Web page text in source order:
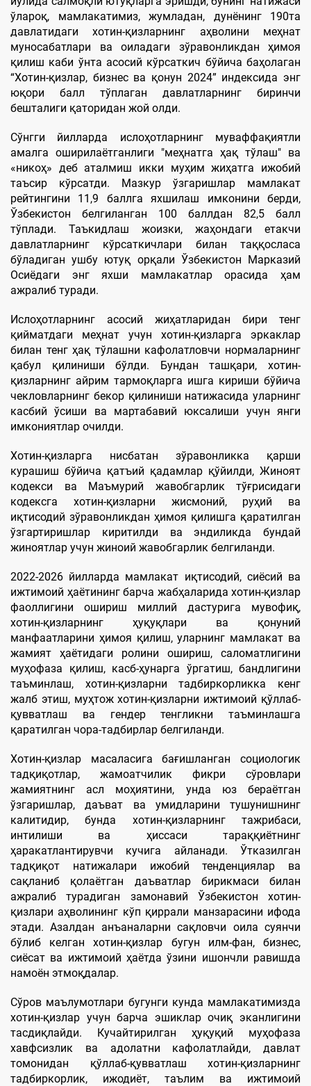
ўлароқ, мамлакатимиз, жумладан, дунёнинг 190та
давлатидаги хотин-қизларнинг аҳволини меҳнат
муносабатлари ва оиладаги зўравонликдан ҳимоя
қилиш каби ўнта асосий кўрсаткич бўйича баҳолаган
“Хотин-қизлар, бизнес ва қонун 2024” индексида энг
юқори балл тўплаган давлатларнинг биринчи
бешталиги қаторидан жой олди.
Сўнгги йилларда ислоҳотларнинг муваффақиятли
амалга оширилаётганлиги "меҳнатга ҳақ тўлаш" ва
«никоҳ» деб аталмиш икки муҳим жиҳатга ижобий
таъсир кўрсатди. Мазкур ўзгаришлар мамлакат
рейтингини 11,9 баллга яхшилаш имконини берди,
Ўзбекистон белгиланган 100 баллдан 82,5 балл
тўплади. Таъкидлаш жоизки, жаҳондаги етакчи
давлатларнинг кўрсаткичлари билан таққосласа
бўладиган ушбу ютуқ орқали Ўзбекистон Марказий
Осиёдаги энг яхши мамлакатлар орасида ҳам
ажралиб туради.
Ислоҳотларнинг асосий жиҳатларидан бири тенг
қийматдаги меҳнат учун хотин-қизларга эркаклар
билан тенг ҳақ тўлашни кафолатловчи нормаларнинг
қабул қилиниши бўлди. Бундан ташқари, хотин-
қизларнинг айрим тармоқларга ишга кириши бўйича
чекловларнинг бекор қилиниши натижасида уларнинг
касбий ўсиши ва мартабавий юксалиши учун янги
имкониятлар очилди.
Хотин-қизларга нисбатан зўравонликка қарши
курашиш бўйича қатъий қадамлар қўйилди, Жиноят
кодекси ва Маъмурий жавобгарлик тўғрисидаги
кодексга хотин-қизларни жисмоний, руҳий ва
иқтисодий зўравонликдан ҳимоя қилишга қаратилган
ўзгартиришлар киритилди ва эндиликда бундай
жиноятлар учун жиноий жавобгарлик белгиланди.
2022-2026 йилларда мамлакат иқтисодий, сиёсий ва
ижтимоий ҳаётининг барча жабҳаларида хотин-қизлар
фаоллигини ошириш миллий дастурига мувофиқ,
хотин-қизларнинг ҳуқуқлари ва қонуний
манфаатларини ҳимоя қилиш, уларнинг мамлакат ва
жамият ҳаётидаги ролини ошириш, саломатлигини
муҳофаза қилиш, касб-ҳунарга ўргатиш, бандлигини
таъминлаш, хотин-қизларни тадбиркорликка кенг
жалб этиш, муҳтож хотин-қизларни ижтимоий қўллаб-
қувватлаш ва гендер тенгликни таъминлашга
қаратилган чора-тадбирлар белгиланди.
Хотин-қизлар масаласига бағишланган социологик
тадқиқотлар, жамоатчилик фикри сўровлари
жамиятнинг асл моҳиятини, унда юз бераётган
ўзгаришлар, даъват ва умидларини тушунишнинг
калитидир, бунда хотин-қизларнинг тажрибаси,
интилиши ва ҳиссаси тараққиётнинг
ҳаракатлантирувчи кучига айланади. Ўтказилган
тадқиқот натижалари ижобий тенденциялар ва
сақланиб қолаётган даъватлар бирикмаси билан
ажралиб турадиган замонавий Ўзбекистон хотин-
қизлари аҳволининг кўп қиррали манзарасини ифода
этади. Азалдан анъаналарни сақловчи оила суянчи
бўлиб келган хотин-қизлар бугун илм-фан, бизнес,
сиёсат ва ижтимоий ҳаётда ўзини ишончли равишда
намоён этмоқдалар.
Сўров маълумотлари бугунги кунда мамлакатимизда
хотин-қизлар учун барча эшиклар очиқ эканлигини
тасдиқлайди. Кучайтирилган ҳуқуқий муҳофаза
хавфсизлик ва адолатни кафолатлайди, давлат
томонидан қўллаб-қувватлаш хотин-қизларнинг
тадбиркорлик, ижодиёт, таълим ва ижтимоий